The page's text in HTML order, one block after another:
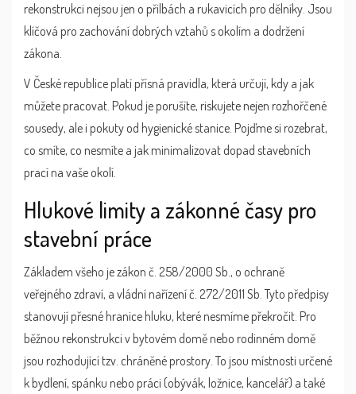
rekonstrukci nejsou jen o přilbách a rukavicích pro dělníky. Jsou
klíčová pro zachování dobrých vztahů s okolím a dodržení
zákona.
V České republice platí přísná pravidla, která určují, kdy a jak
můžete pracovat. Pokud je porušíte, riskujete nejen rozhořčené
sousedy, ale i pokuty od hygienické stanice. Pojďme si rozebrat,
co smíte, co nesmíte a jak minimalizovat dopad stavebních
prací na vaše okolí.
Hlukové limity a zákonné časy pro
stavební práce
Základem všeho je zákon č. 258/2000 Sb., o ochraně
veřejného zdraví, a vládní nařízení č. 272/2011 Sb. Tyto předpisy
stanovují přesné hranice hluku, které nesmíme překročit. Pro
běžnou rekonstrukci v bytovém domě nebo rodinném domě
jsou rozhodující tzv. chráněné prostory. To jsou místnosti určené
k bydlení, spánku nebo práci (obývák, ložnice, kancelář) a také